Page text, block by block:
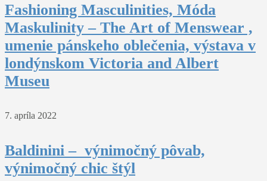
Fashioning Masculinities, Móda
Maskulinity – The Art of Menswear ,
umenie pánskeho oblečenia, výstava v
londýnskom Victoria and Albert
Museu
7. apríla 2022
Baldinini – výnimočný pôvab,
výnimočný chic štýl